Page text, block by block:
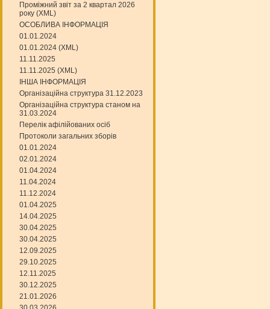
Проміжний звіт за 2 квартал 2026
року (XML)
ОСОБЛИВА ІНФОРМАЦІЯ
01.01.2024
01.01.2024 (XML)
11.11.2025
11.11.2025 (XML)
ІНША ІНФОРМАЦІЯ
Організаційна структура 31.12.2023
Організаційна структура станом на
31.03.2024
Перелік афілійованих осіб
Протоколи загальних зборів
01.01.2024
02.01.2024
01.04.2024
11.04.2024
11.12.2024
01.04.2025
14.04.2025
30.04.2025
30.04.2025
12.09.2025
29.10.2025
12.11.2025
30.12.2025
21.01.2026